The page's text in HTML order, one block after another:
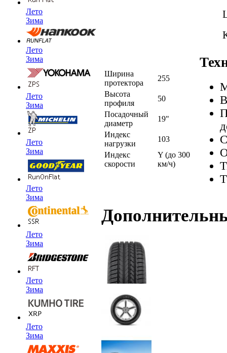
Лето
Зима
Лето
Зима
Лето
Зима
Лето
Зима
Лето
Зима
Лето
Зима
Лето
Зима
Лето
Зима
Ширина
протектора
255
Высота
профиля
50
Посадочный
диаметр
19"
Индекс
нагрузки
103
Индекс
скорости
Y (до 300
км/ч)